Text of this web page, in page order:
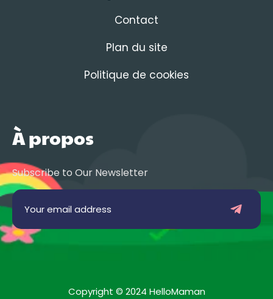
Contact
Plan du site
Politique de cookies
À propos
Subscribe to Our Newsletter
Copyright © 2024 HelloMaman